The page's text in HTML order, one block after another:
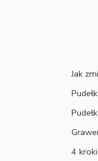
Jak
4 kroki